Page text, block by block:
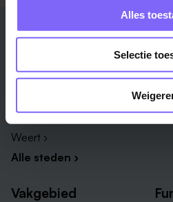
Alles
Selectie
Stad
Venlo ›
Roermond ›
Weert ›
Alle steden ›
Vakgebied